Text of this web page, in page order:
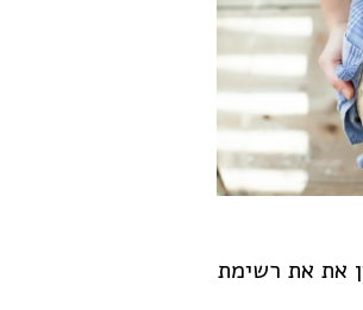
את את רשימת